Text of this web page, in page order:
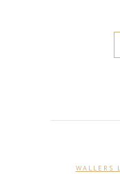
WALLERS